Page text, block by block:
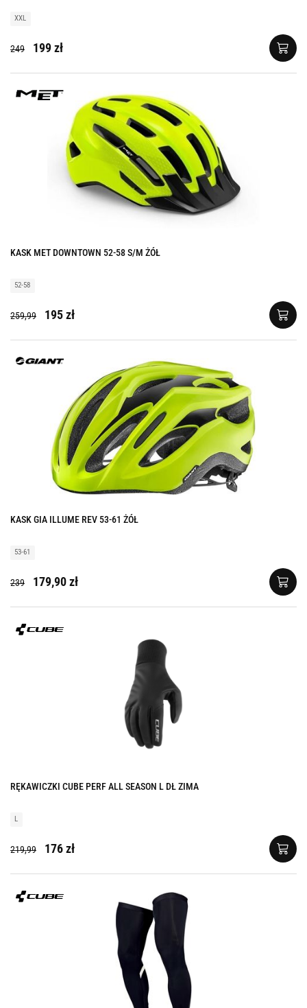
XXL
249 199 zł
KASK MET DOWNTOWN 52-58 S/M ŻÓŁ
52-58
259,99 195 zł
KASK GIA ILLUME REV 53-61 ŻÓŁ
53-61
239 179,90 zł
RĘKAWICZKI CUBE PERF ALL SEASON L DŁ ZIMA
L
219,99 176 zł